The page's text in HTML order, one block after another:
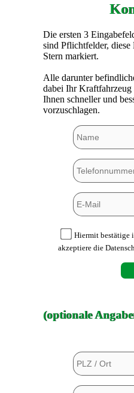
Die ersten 3
sind Pflichtfelder, diese
Stern markiert.
Alle darunter
dabei Ihr Kraftfahrzeug
Ihnen schneller und
vorzuschlagen.
Hiermit bestätige
akzeptiere die
(optionale